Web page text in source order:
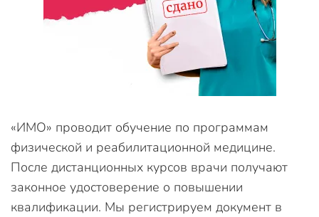
«ИМО» проводит обучение по программам
физической и реабилитационной медицине.
После дистанционных курсов врачи получают
законное удостоверение о повышении
квалификации. Мы регистрируем документ в